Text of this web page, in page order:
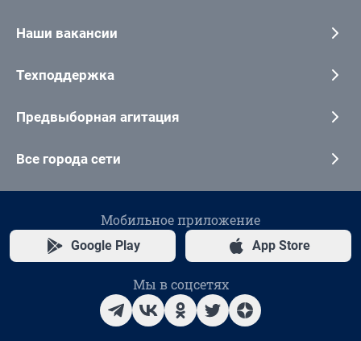
Наши вакансии
Техподдержка
Предвыборная агитация
Все города сети
Мобильное приложение
Google Play App Store
Мы в соцсетях